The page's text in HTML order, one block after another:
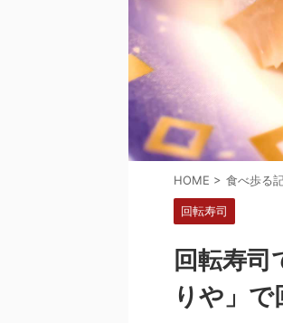
HOME > 食べ歩る
回転寿司
回転寿
りや」で